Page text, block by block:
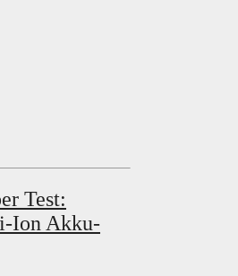
Test:
Ion Akku-